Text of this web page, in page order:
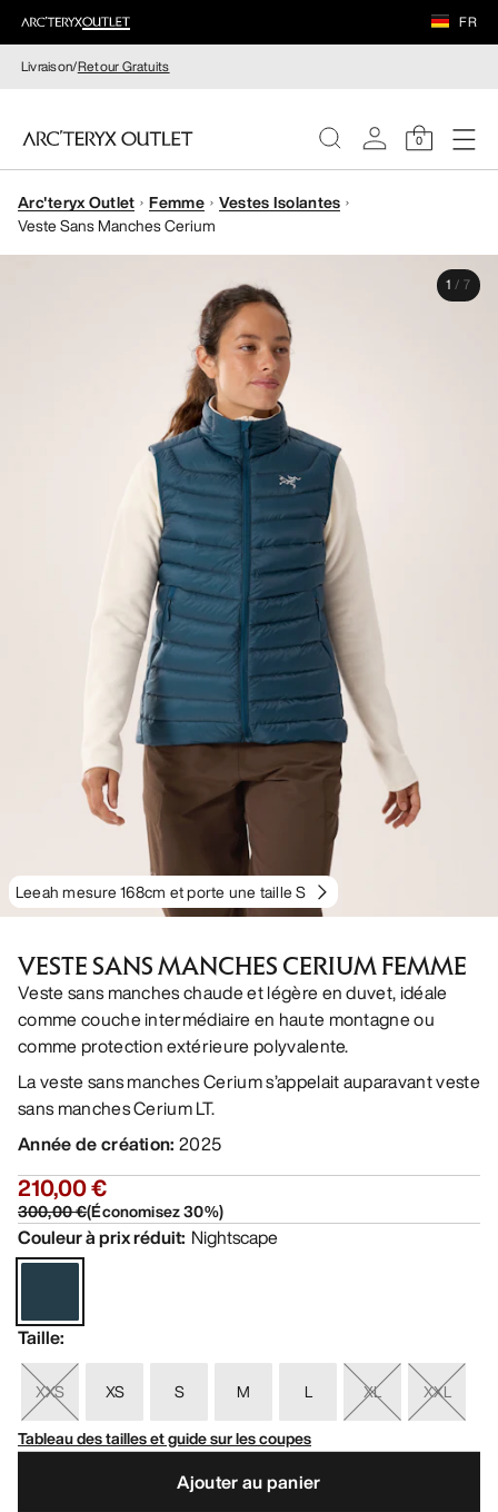
FR
Livraison/Retour Gratuits
0
FEMME
Arc'teryx Outlet Femme
Vestes Isolantes
Veste Sans Manches Cerium
Leeah mesure 168cm et porte une taille S
1 / 7
VESTE SANS MANCHES CERIUM FEMME
Veste sans manches chaude et légère en duvet, idéale
comme couche intermédiaire en haute montagne ou
comme protection extérieure polyvalente.
La veste sans manches Cerium s’appelait auparavant veste
sans manches Cerium LT.
Année de création: 2025
210,00 €
300,00 €(Économisez30%)
Couleur à prix réduit: Nightscape
Taille:
XXS XS S M L XL
XXL
Tableau des tailles et guide sur les coupes
Ajouter au panier